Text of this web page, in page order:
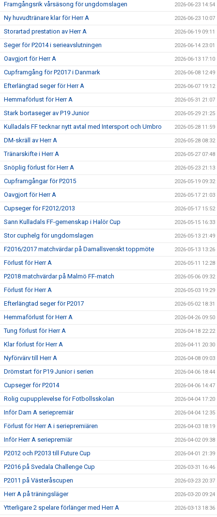
Framgångsrik vårsäsong för ungdomslagen 2026-06-23 14:54
Ny huvudtränare klar för Herr A 2026-06-23 10:07
Storartad prestation av Herr A 2026-06-19 09:11
Seger för P2014 i serieavslutningen 2026-06-14 23:01
Oavgjort för Herr A 2026-06-13 17:10
Cupframgång för P2017 i Danmark 2026-06-08 12:49
Efterlängtad seger för Herr A 2026-06-07 19:12
Hemmaförlust för Herr A 2026-05-31 21:07
Stark bortaseger av P19 Junior 2026-05-29 21:25
Kulladals FF tecknar nytt avtal med Intersport och Umbro 2026-05-28 11:59
DM-skräll av Herr A 2026-05-28 08:32
Tränarskifte i Herr A 2026-05-27 07:48
Snöplig förlust för Herr A 2026-05-23 21:13
Cupframgångar för P2015 2026-05-19 09:32
Oavgjort för Herr A 2026-05-17 21:03
Cupseger för F2012/2013 2026-05-17 15:52
Sann Kulladals FF-gemenskap i Halör Cup 2026-05-15 16:33
Stor cuphelg för ungdomslagen 2026-05-13 21:49
F2016/2017 matchvärdar på Damallsvenskt toppmöte 2026-05-13 13:26
Förlust för Herr A 2026-05-11 12:28
P2018 matchvärdar på Malmö FF-match 2026-05-06 09:32
Förlust för Herr A 2026-05-03 19:29
Efterlängtad seger för P2017 2026-05-02 18:31
Hemmaförlust för Herr A 2026-04-26 09:50
Tung förlust för Herr A 2026-04-18 22:22
Klar förlust för Herr A 2026-04-11 20:30
Nyförvärv till Herr A 2026-04-08 09:03
Drömstart för P19 Junior i serien 2026-04-06 18:44
Cupseger för P2014 2026-04-06 14:47
Rolig cupupplevelse för Fotbollsskolan 2026-04-04 17:20
Inför Dam A seriepremiär 2026-04-04 12:35
Förlust för Herr A i seriepremiären 2026-04-03 18:19
Inför Herr A seriepremiär 2026-04-02 09:38
P2012 och P2013 till Future Cup 2026-04-01 21:39
P2016 på Svedala Challenge Cup 2026-03-31 16:46
P2011 på Västeråscupen 2026-03-23 20:37
Herr A på träningsläger 2026-03-20 09:24
Ytterligare 2 spelare förlänger med Herr A 2026-03-13 18:36